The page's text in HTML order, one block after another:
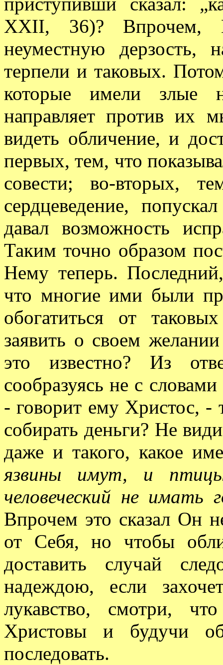
XXII, 36)? Впрочем,
неуместную
терпели и таковых.
которые имели злые
направляет против их
видеть обличение, и
первых, тем, что
совести; во-вторых,
сердцеведение,
давал возможность
Таким точно образом
Нему теперь.
что многие ими были
обогатиться от
заявить о своем
это известно? Из
сообразуясь не с
- говорит ему Христос,
собирать деньги? Не
даже и такого, какое
язвины имут, и
человеческий не имать
Впрочем это сказал Он
от Себя, но чтобы
доставить случай
надеждою, если
лукавство, смотри,
Христовы и будучи
последовать.